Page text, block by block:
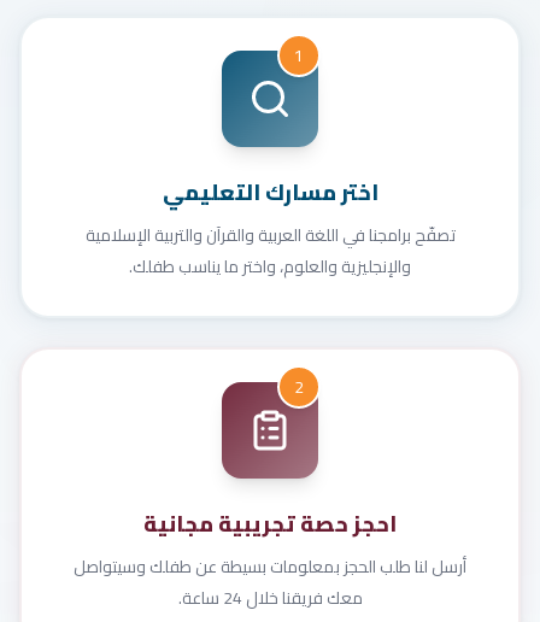
1
اختر مسارك التعليمي
تصفّح برامجنا في اللغة العربية والقرآن والتربية الإسلامية
والإنجليزية والعلوم، واختر ما يناسب طفلك.
2
احجز حصة تجريبية مجانية
أرسل لنا طلب الحجز بمعلومات بسيطة عن طفلك وسيتواصل
معك فريقنا خلال 24 ساعة.